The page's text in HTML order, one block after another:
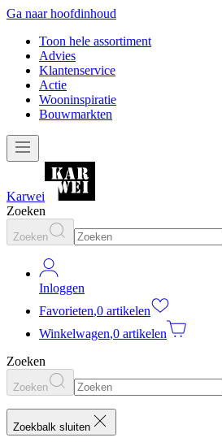
Ga naar hoofdinhoud
Toon hele assortiment
Advies
Klantenservice
Actie
Wooninspiratie
Bouwmarkten
Karwei
Zoeken
Zoeken
Inloggen
Favorieten,0 artikelen
Winkelwagen,0 artikelen
Zoeken
Zoeken
Zoekbalk sluiten